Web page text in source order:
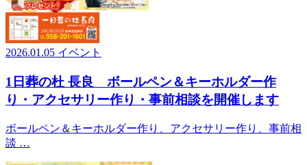
2026.01.05 イベント
1日葬の杜 長良 ボールペン＆キーホルダー作
り・アクセサリー作り・事前相談を開催します
ボールペン＆キーホルダー作り、アクセサリー作り、事前相
談 …